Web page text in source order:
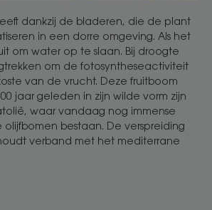
dankzij de bladeren, die de plant
in een dorre omgeving. Als het
om water op te slaan. Bij droogte
om de fotosyntheseactiviteit
van de vrucht. Deze fruitboom
jaar geleden in zijn wilde vorm zijn
waar vandaag nog immense
bestaan. De verspreiding
verband met het mediterrane